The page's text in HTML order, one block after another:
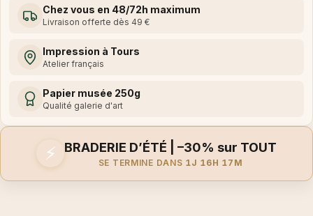
Chez vous en 48/72h maximum
Livraison offerte dès 49 €
Impression à Tours
Atelier français
Papier musée 250g
Qualité galerie d'art
⚡ BRADERIE D’ÉTÉ | –30% sur TOUT
SE TERMINE DANS 1J 16H 17M